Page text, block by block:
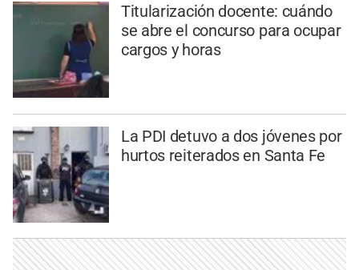
Titularización docente: cuándo
se abre el concurso para ocupar
cargos y horas
La PDI detuvo a dos jóvenes por
hurtos reiterados en Santa Fe